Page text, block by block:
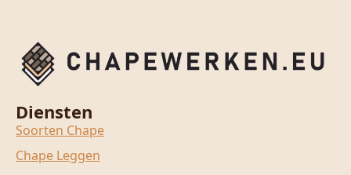
Diensten
Soorten Chape
Chape Leggen